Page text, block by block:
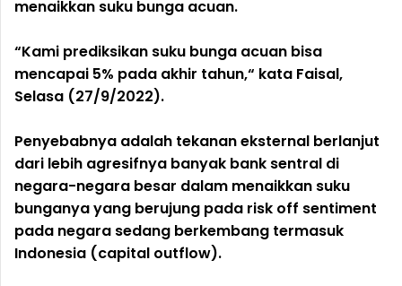
menaikkan suku bunga acuan.
“Kami prediksikan suku bunga acuan bisa
mencapai 5% pada akhir tahun,“ kata Faisal,
Selasa (27/9/2022).
Penyebabnya adalah tekanan eksternal berlanjut
dari lebih agresifnya banyak bank sentral di
negara-negara besar dalam menaikkan suku
bunganya yang berujung pada risk off sentiment
pada negara sedang berkembang termasuk
Indonesia (capital outflow).